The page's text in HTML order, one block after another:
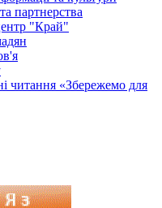
партнерства
"Край"
читання «Збережемо для